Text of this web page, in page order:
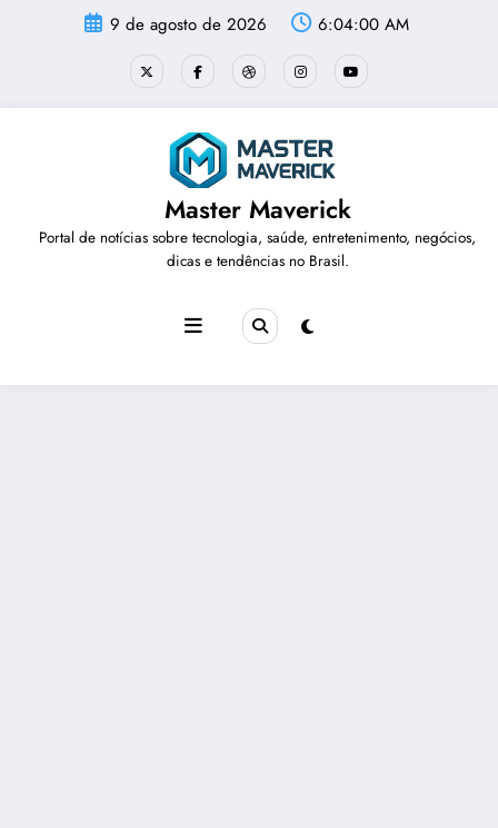
9 de agosto de 2026 6:04:01 AM
Master Maverick
Portal de notícias sobre tecnologia, saúde, entretenimento, negócios,
dicas e tendências no Brasil.